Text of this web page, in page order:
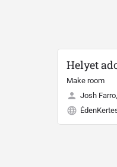
Helyet
Make room
Josh